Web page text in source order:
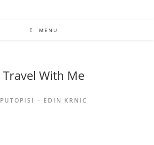
MENU
Travel With Me
PUTOPISI – EDIN KRNIC